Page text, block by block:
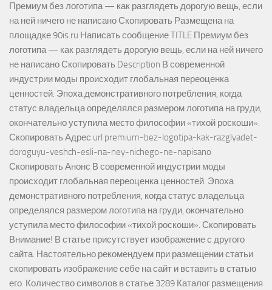
Премиум без логотипа — как разглядеть дорогую вещь, если
на ней ничего не написано Скопировать Размещена на
площадке 90is.ru Написать сообщение TITLE Премиум без
логотипа — как разглядеть дорогую вещь, если на ней ничего
не написано Скопировать Description В современной
индустрии моды происходит глобальная переоценка
ценностей. Эпоха демонстративного потребления, когда
статус владельца определялся размером логотипа на груди,
окончательно уступила место философии «тихой роскоши».
Скопировать Адрес url premium-bez-logotipa-kak-razglyadet-
doroguyu-veshch-esli-na-ney-nichego-ne-napisano
Скопировать Анонс В современной индустрии моды
происходит глобальная переоценка ценностей. Эпоха
демонстративного потребления, когда статус владельца
определялся размером логотипа на груди, окончательно
уступила место философии «тихой роскоши». Скопировать
Внимание! В статье присутствует изображение с другого
сайта. Настоятельно рекомендуем при размещении статьи
скопировать изображение себе на сайт и вставить в статью
его. Количество символов в статье 3289 Каталог размещения